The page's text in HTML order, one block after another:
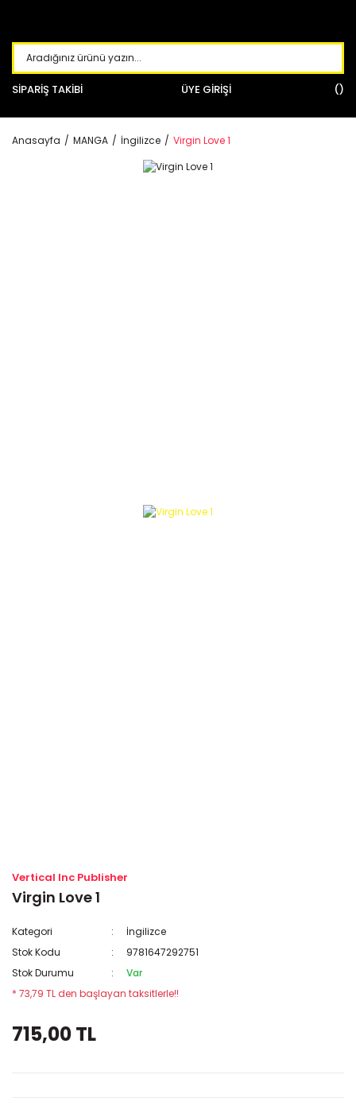
SİPARİŞ TAKİBİ ÜYE GİRİŞİ
Anasayfa MANGA İngilizce Virgin Love 1
Vertical Inc Publisher
Virgin Love 1
Kategori
İngilizce
Stok Kodu
9781647292751
Stok Durumu
Var
* 73,79 TL den başlayan taksitlerle!!
715,00 TL